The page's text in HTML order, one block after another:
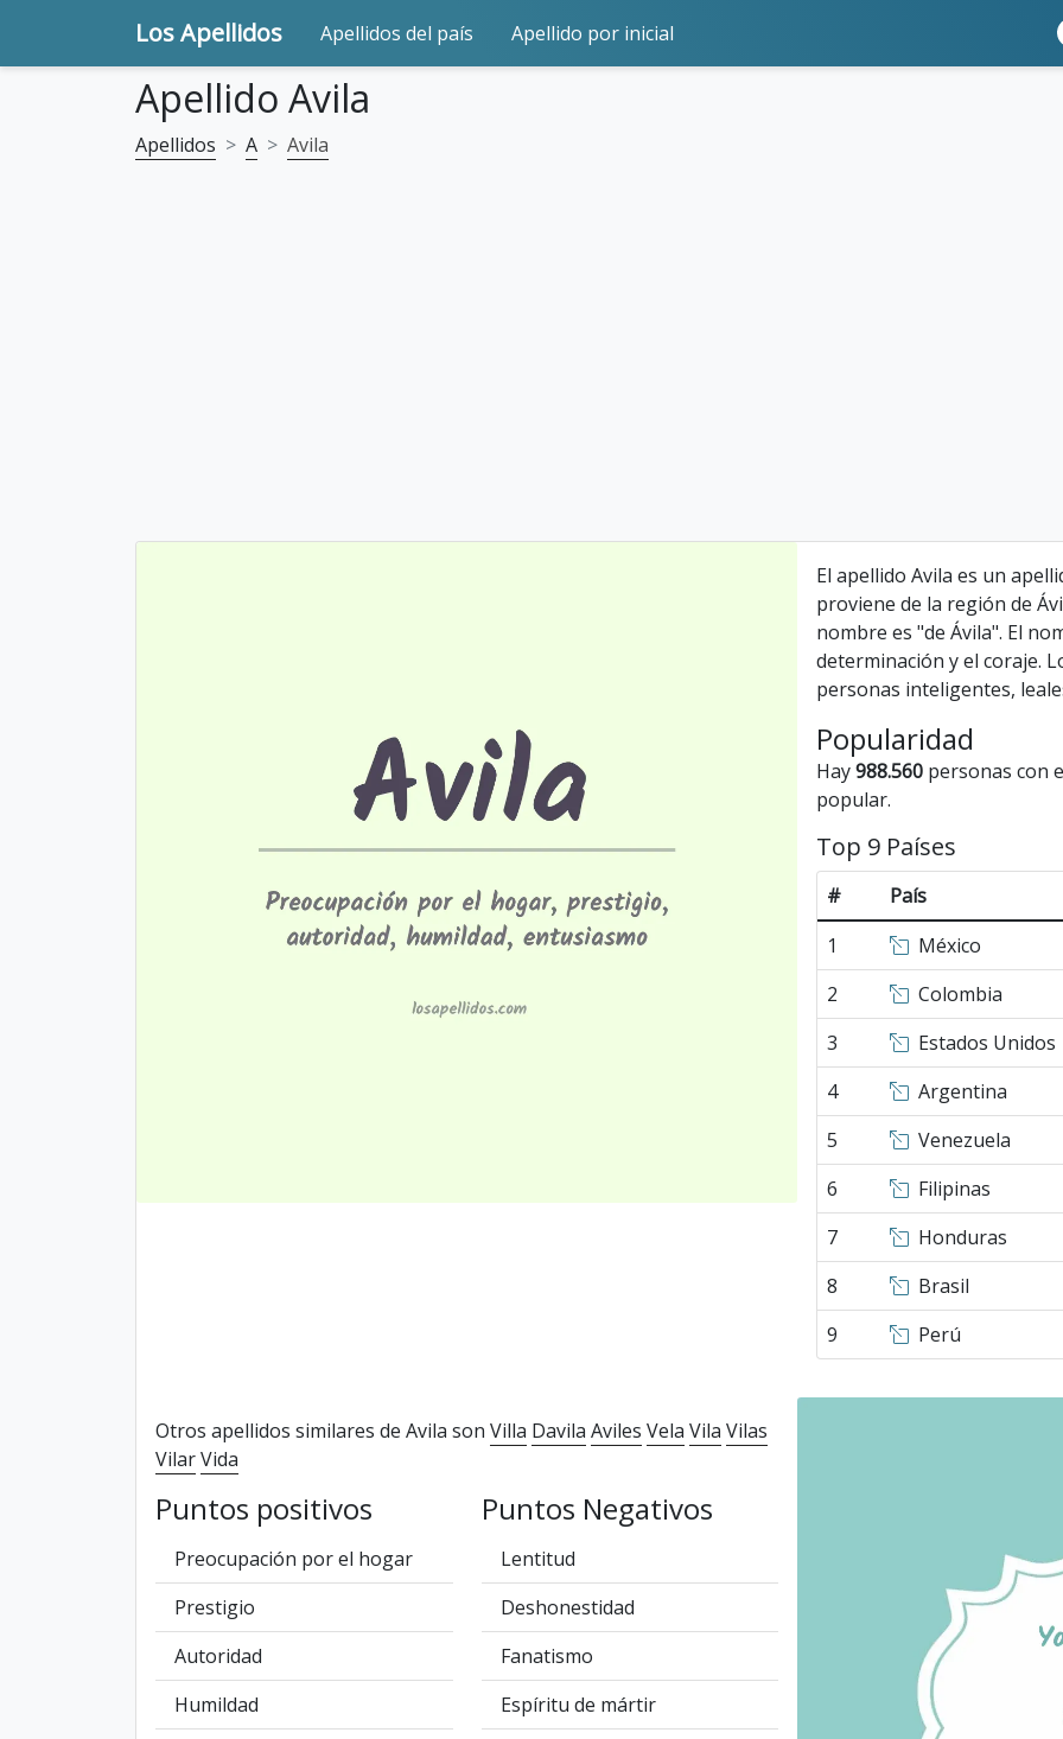
Los Apellidos Apellidos del país Apellido por inicial
Apellido Avila
Apellidos A Avila
El apellido Avila es un
proviene de la región de
nombre es "de Ávila". El
determinación y el coraje.
personas inteligentes,
Popularidad
Hay988.560 personas con
popular.
Top 9 Países
#
País
1
México
2
Colombia
3
Estados Unidos
4
Argentina
5
Venezuela
6
Filipinas
7
Honduras
8
Brasil
9
Perú
Otros apellidos similares de Avila son Villa Davila Aviles Vela Vila Vilas
VilarVida
Puntos positivos
Preocupación por el hogar
Prestigio
Autoridad
Humildad
Puntos Negativos
Lentitud
Deshonestidad
Fanatismo
Espíritu de mártir